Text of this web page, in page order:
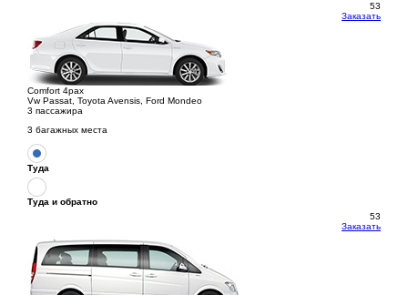
53
Заказать
Comfort 4pax
Vw Passat, Toyota Avensis, Ford Mondeo
3 пассажира
3 багажных места
Туда
Туда и обратно
53
Заказать